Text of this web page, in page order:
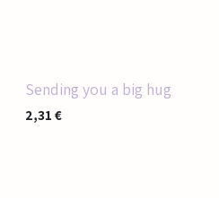
Sending you a big hug
2,31 €